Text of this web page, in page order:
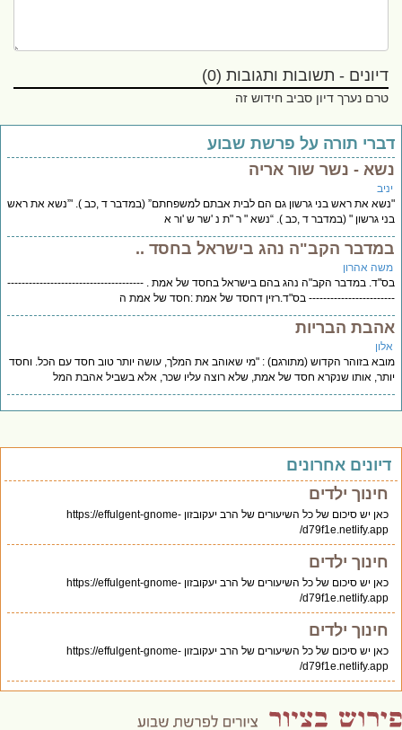
דיונים - תשובות ותגובות (0)
טרם נערך דיון סביב חידוש זה
תורה על פרשת שבוע
- נשר שור אריה
את ראש בני גרשון גם הם לבית אבתם למשפחתם” (במדבר ד ,כב ). '”נשא את ראש
גרשון " (במדבר ד ,כב ). “נשא " ר "ת נ 'שר ש 'ור א
הקב"ה נהג בישראל בחסד ..
אהרון
במדבר הקב"ה נהג בהם בישראל בחסד של אמת . --------------------------------------
בס"ד.רזין דחסד של אמת :חסד של אמת ה
הבריות
בזוהר הקדוש (מתורגם) : "מי שאוהב את המלך, עושה יותר טוב חסד עם הכל. וחסד
אותו שנקרא חסד של אמת, שלא רוצה עליו שכר, אלא בשביל אהבת המל
אחרונים
חינוך ילדים
כאן יש סיכום של כל השיעורים של הרב יעקובזון https://effulgent-gnome-
d79f1e.netlify.app/
חינוך ילדים
כאן יש סיכום של כל השיעורים של הרב יעקובזון https://effulgent-gnome-
d79f1e.netlify.app/
חינוך ילדים
כאן יש סיכום של כל השיעורים של הרב יעקובזון https://effulgent-gnome-
d79f1e.netlify.app/